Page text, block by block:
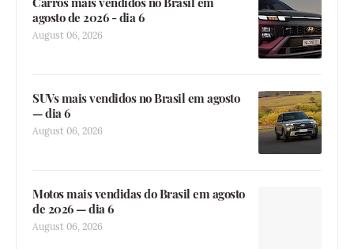
agosto de 2026 - dia 6
August 06, 2026
SUVs mais vendidos no Brasil em agosto
— dia 6
August 06, 2026
Motos mais vendidas do Brasil em agosto
de 2026 — dia 6
August 06, 2026